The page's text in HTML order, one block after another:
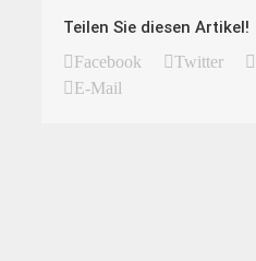
Teilen Sie diesen Artikel!
Facebook Twitter
E-Mail